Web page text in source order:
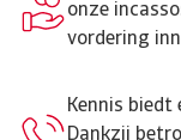
onze
vordering
Kennis biedt
Dankzij